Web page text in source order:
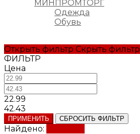
МИНПРОМТОРГ
Одежда
Обувь
Открыть фильтр Скрыть фильтр
ФИЛЬТР
Цена
22.99
42.43
ПРИМЕНИТЬ СБРОСИТЬ ФИЛЬТР
Найдено: